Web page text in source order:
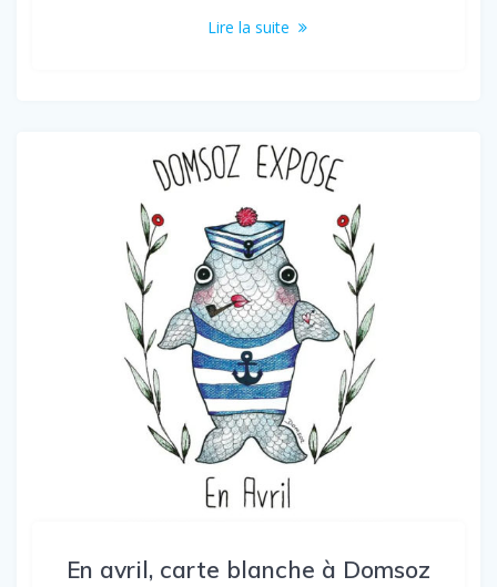
Lire la suite
En avril, carte blanche à Domsoz